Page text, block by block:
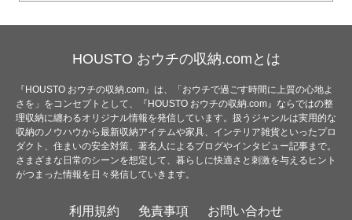
HOUSTO おウチの収納.comとは
『HOUSTO おウチの収納.com』は、「おウチで過ごす時間に上質の心地よ
さを」をコンセプトとして、『HOUSTO おウチの収納.com』ならではの整
理収納に纏わるオリジナル情報を発信しています。扱うジャンルは実用的な
収納のノウハウから最新収納アイテムや家具、インテリア雑貨といったプロ
ダクト、住まいの安全対策、著名人によるブログやインタビュー記事まで。
さまざまな日常のシーンを想定して、暮らしに快適さと刺激を与えるヒント
がつまった情報を日々発信していきます。
利用規約 免責事項 お問い合わせ